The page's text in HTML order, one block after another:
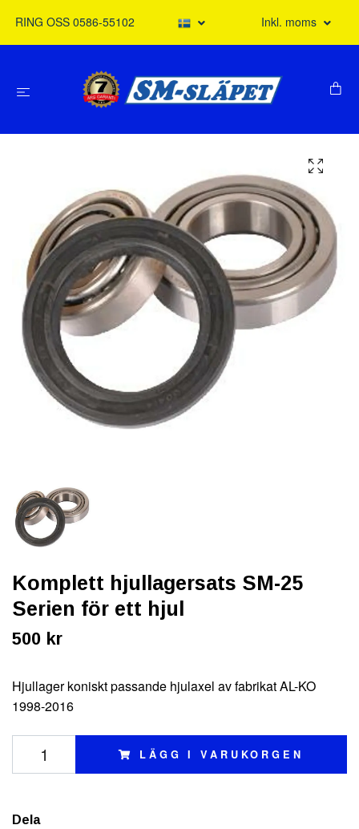
RING OSS 0586-55102 Inkl. moms
Komplett hjullagersats SM-25
Serien för ett hjul
500 kr
Hjullager koniskt passande hjulaxel av fabrikat AL-KO
1998-2016
LÄGG I VARUKORGEN
Dela